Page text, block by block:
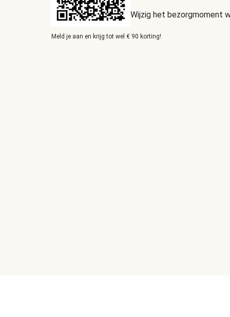
Wijzig het bezorgmoment
Meld je aan en krijg tot wel € 90 korting!